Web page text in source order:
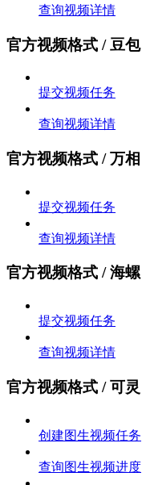
查询视频详情
官方视频格式 / 豆包
提交视频任务
查询视频详情
官方视频格式 / 万相
提交视频任务
查询视频详情
官方视频格式 / 海螺
提交视频任务
查询视频详情
官方视频格式 / 可灵
创建图生视频任务
查询图生视频进度